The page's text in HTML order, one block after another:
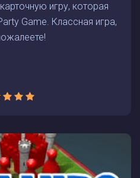
игру, которая
Game. Классная игра,